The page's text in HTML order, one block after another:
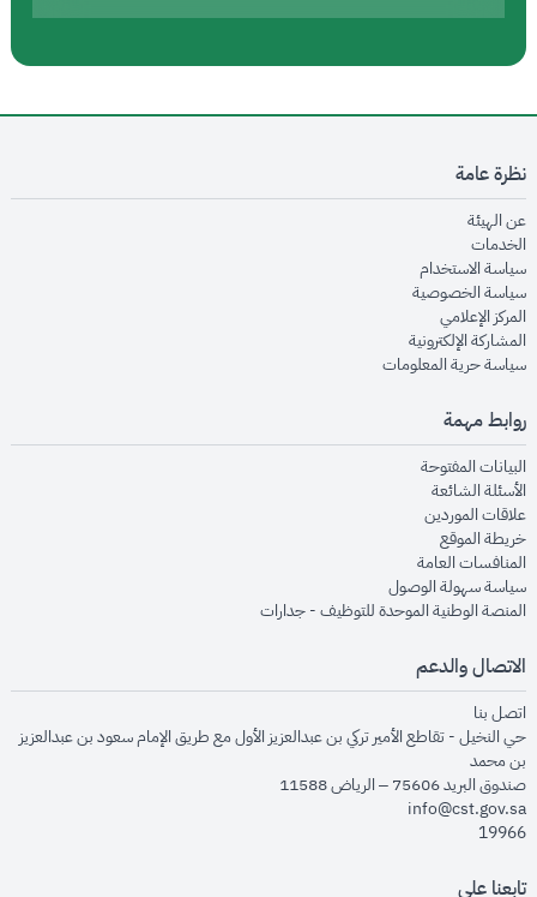
نظرة عامة
عن الهيئةopens in new window
الخدماتopens in new window
سياسة الاستخدام
سياسة الخصوصيةopens in new window
المركز الإعلاميopens in new window
المشاركة الإلكترونيةopens in new window
سياسة حرية المعلوماتopens in new window
روابط مهمة
البيانات المفتوحةopens in new window
الأسئلة الشائعةopens in new window
علاقات الموردينopens in new window
خريطة الموقعopens in new window
المنافسات العامةopens in new window
سياسة سهولة الوصولopens in new window
المنصة الوطنية الموحدة للتوظيف - جداراتopens in new window
الاتصال والدعم
اتصل بنا
حي النخيل - تقاطع الأمير تركي بن عبدالعزيز الأول مع طريق الإمام سعود بن عبدالعزيز
بن محمد
صندوق البريد 75606 – الرياض 11588
info@cst.gov.sa
19966
تابعنا على